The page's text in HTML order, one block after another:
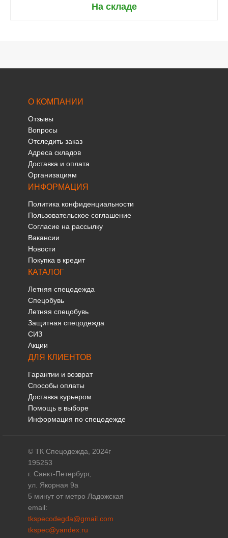
На складе
О КОМПАНИИ
Отзывы
Вопросы
Отследить заказ
Адреса складов
Доставка и оплата
Организациям
ИНФОРМАЦИЯ
Политика конфиденциальности
Пользовательское соглашение
Согласие на рассылку
Вакансии
Новости
Покупка в кредит
КАТАЛОГ
Летняя спецодежда
Спецобувь
Летняя спецобувь
Защитная спецодежда
СИЗ
Акции
ДЛЯ КЛИЕНТОВ
Гарантии и возврат
Способы оплаты
Доставка курьером
Помощь в выборе
Информация по спецодежде
© ТК Спецодежда, 2024г
195253
г. Санкт-Петербург,
ул. Якорная 9а
5 минут от метро Ладожская
email:
tkspecodegda@gmail.com
tkspec@yandex.ru